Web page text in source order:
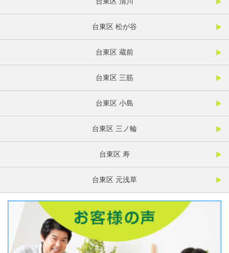
台東区 松が谷
台東区 蔵前
台東区 三筋
台東区 小島
台東区 三ノ輪
台東区 寿
台東区 元浅草